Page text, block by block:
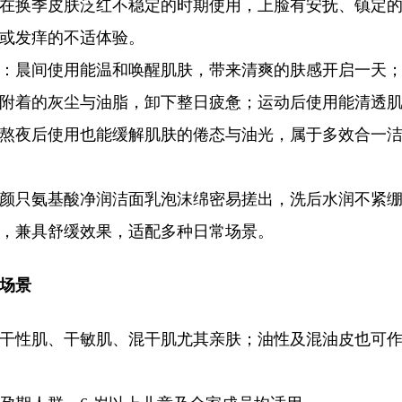
换季皮肤泛红不稳定的时期使用，上脸有安抚、镇定
发痒的不适体验。
晨间使用能温和唤醒肌肤，带来清爽的肤感开启一天
着的灰尘与油脂，卸下整日疲惫；运动后使用能清透
夜后使用也能缓解肌肤的倦态与油光，属于多效合一
只氨基酸净润洁面乳泡沫绵密易搓出，洗后水润不紧
兼具舒缓效果，适配多种日常场景。
景
性肌、干敏肌、混干肌尤其亲肤；油性及混油皮也可